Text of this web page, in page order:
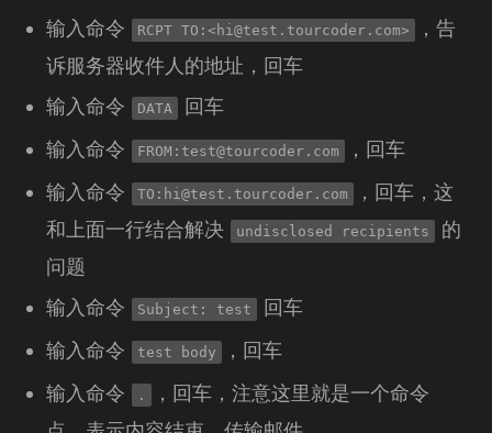
输入命令
RCPT TO:< hi@test.tourcoder.com>
，告
诉服务器收件人的地址，回车
输入命令
DATA
回车
输入命令
FROM: test@tourcoder.com
，回车
输入命令
TO: hi@test.tourcoder.com
，回车，这
和上面一行结合解决
undisclosed recipients
的
问题
输入命令
Subject: test
回车
输入命令
test body
，回车
输入命令
.
，回车，注意这里就是一个命令